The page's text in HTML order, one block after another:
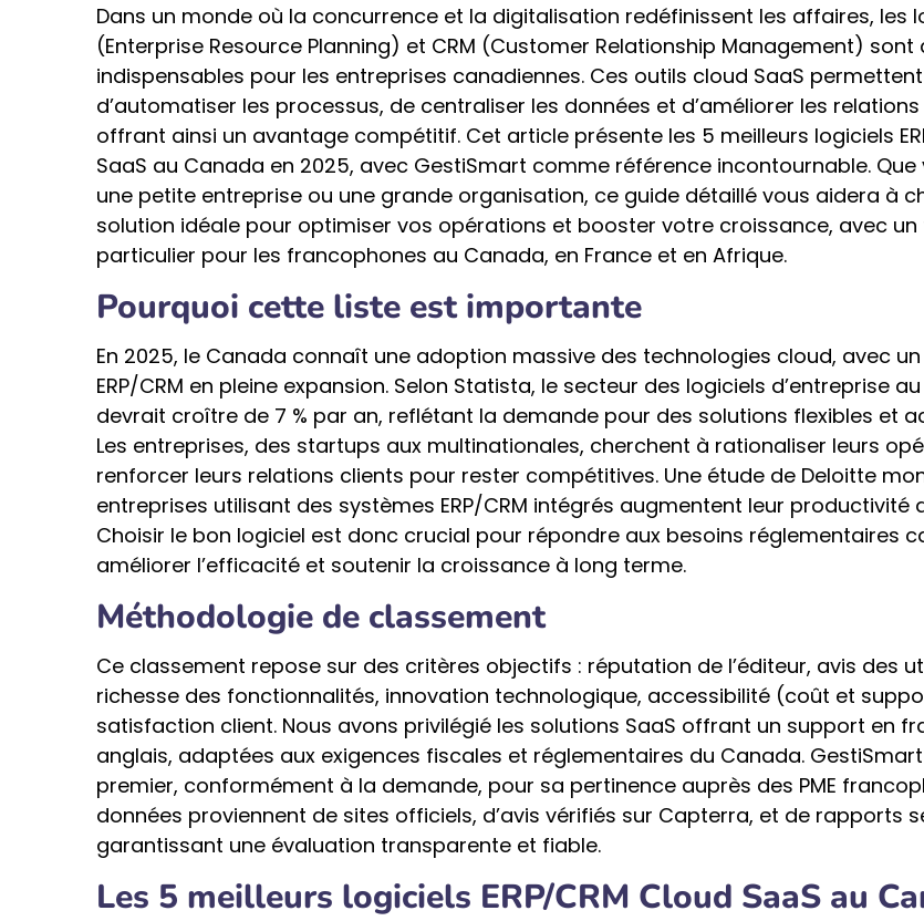
Dans un monde où la concurrence et la digitalisation redéfinissent les affaires, les
(Enterprise Resource Planning) et CRM (Customer Relationship Management) sont
indispensables pour les entreprises canadiennes. Ces outils cloud SaaS permettent
d’automatiser les processus, de centraliser les données et d’améliorer les
offrant ainsi un avantage compétitif. Cet article présente les 5 meilleurs logiciels
SaaS au Canada en 2025, avec GestiSmart comme référence incontournable. Que
une petite entreprise ou une grande organisation, ce guide détaillé vous aidera à
solution idéale pour optimiser vos opérations et booster votre croissance, avec un
particulier pour les francophones au Canada, en France et en Afrique.
Pourquoi cette liste est importante
En 2025, le Canada connaît une adoption massive des technologies cloud, avec
ERP/CRM en pleine expansion. Selon Statista, le secteur des logiciels d’entreprise
devrait croître de 7 % par an, reflétant la demande pour des solutions flexibles et
Les entreprises, des startups aux multinationales, cherchent à rationaliser leurs
renforcer leurs relations clients pour rester compétitives. Une étude de Deloitte
entreprises utilisant des systèmes ERP/CRM intégrés augmentent leur productivité
Choisir le bon logiciel est donc crucial pour répondre aux besoins réglementaires
améliorer l’efficacité et soutenir la croissance à long terme.
Méthodologie de classement
Ce classement repose sur des critères objectifs : réputation de l’éditeur, avis des
richesse des fonctionnalités, innovation technologique, accessibilité (coût et
satisfaction client. Nous avons privilégié les solutions SaaS offrant un support en
anglais, adaptées aux exigences fiscales et réglementaires du Canada.
premier, conformément à la demande, pour sa pertinence auprès des PME
données proviennent de sites officiels, d’avis vérifiés sur Capterra, et de rapports
garantissant une évaluation transparente et fiable.
Les 5 meilleurs logiciels ERP/CRM Cloud SaaS au